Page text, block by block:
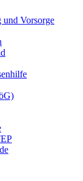
und Vorsorge